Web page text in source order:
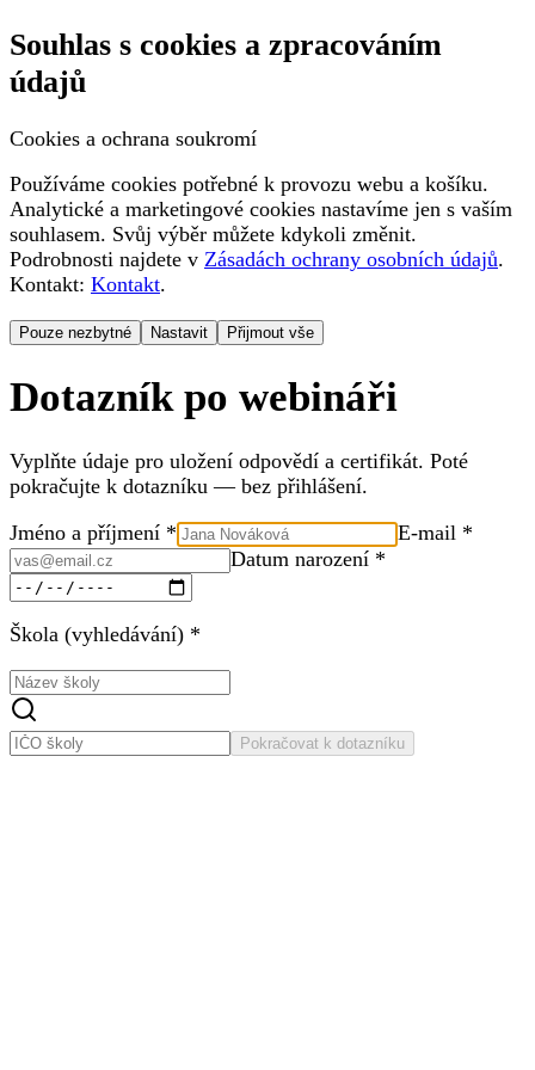
Souhlas s cookies a zpracováním
údajů
Cookies a ochrana soukromí
Používáme cookies potřebné k provozu webu a košíku.
Analytické a marketingové cookies nastavíme jen s vaším
souhlasem. Svůj výběr můžete kdykoli změnit.
Podrobnosti najdete v Zásadách ochrany osobních údajů.
Kontakt: Kontakt.
Pouze nezbytné Nastavit Přijmout vše
Dotazník po webináři
Vyplňte údaje pro uložení odpovědí a certifikát. Poté
pokračujte k dotazníku — bez přihlášení.
Jméno a příjmení *
E-mail *
Datum narození *
Škola (vyhledávání) *
Pokračovat k dotazníku